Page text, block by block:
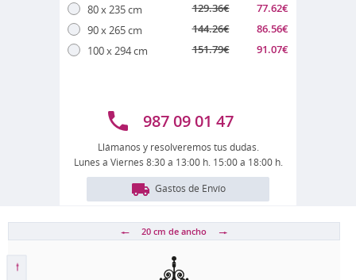
80 x 235 cm
90 x 265 cm
100 x 294 cm
129.36€
144.26€
151.79€
77.62€
86.56€
91.07€
987 09 01 47
Llámanos y resolveremos tus dudas.
Lunes a Viernes 8:30 a 13:00 h. 15:00 a 18:00 h.
Gastos de Envío
20 cm de ancho